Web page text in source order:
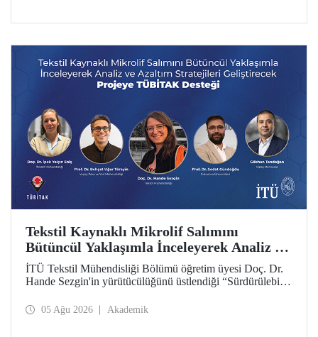
Tekstil Kaynaklı Mikrolif Salımını
Bütüncül Yaklaşımla İnceleyerek Analiz ve
Azaltım Stratejileri Geliştirecek Projeye
TÜBİTAK Desteği
İTÜ Tekstil Mühendisliği Bölümü öğretim üyesi Doç. Dr.
Hande Sezgin'in yürütücülüğünü üstlendiği “Sürdürülebilir
Koşullarına Bağlı Mikrolif Salımı: Aşınma, UV Maruziyeti
05 Ağu 2026 Akademik